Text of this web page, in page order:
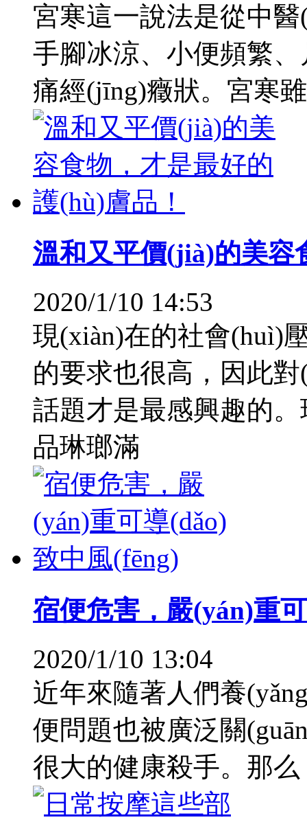
宮寒這一說法是從中
手腳冰涼、小便頻繁
痛經(jīng)癥狀。宮寒
溫和又平價(jià)的美容
2020/1/10 14:53
現(xiàn)在的社會(huì)
的要求也很高，因此
話題才是最感興趣的
品琳瑯滿
宿便危害，嚴(yán)重
2020/1/10 13:04
近年來隨著人們養
便問題也被廣泛關
很大的健康殺手。那